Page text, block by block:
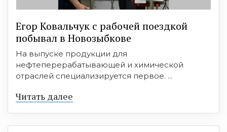
Егор Ковальчук с рабочей поездкой
побывал в Новозыбкове
На выпуске продукции для
нефтеперерабатывающей и химической
отраслей специализируется первое. ...
Читать далее